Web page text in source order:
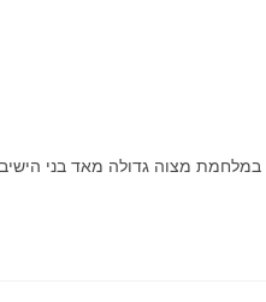
מצוה גדולה מאד בני